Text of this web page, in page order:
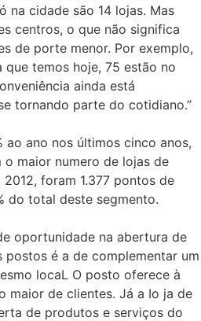
na cidade são 14 lojas. Mas
centros, o que não significa
de porte menor. Por exemplo,
temos hoje, 75 estão no
ainda está
tornando parte do cotidiano.”
ao ano nos últimos cinco anos,
maior numero de lojas de
foram 1.377 pontos de
do total deste segmento.
oportunidade na abertura de
postos é a de complementar um
locaL O posto oferece à
maior de clientes. Já a Io ja de
de produtos e serviços do